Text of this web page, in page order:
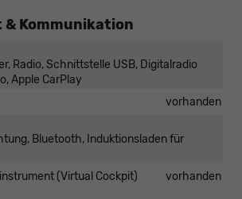
Kommunikation
Radio, Schnittstelle USB, Digitalradio
Apple CarPlay
vorhanden
Bluetooth, Induktionsladen für
(Virtual Cockpit)
vorhanden